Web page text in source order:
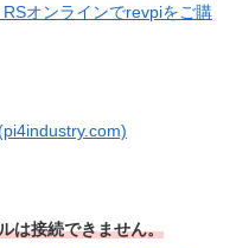
オンラインでrevpiをご購
は接続できません。